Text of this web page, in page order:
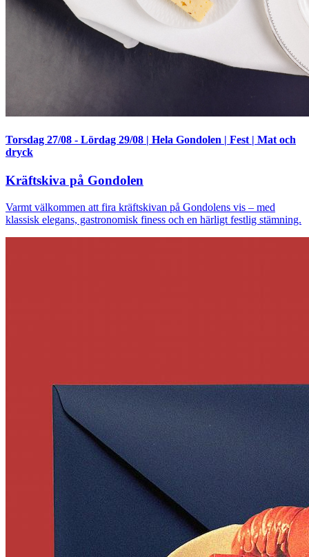
Torsdag 27/08 - Lördag 29/08 | Hela Gondolen | Fest | Mat och
dryck
Kräftskiva på Gondolen
Varmt välkommen att fira kräftskivan på Gondolens vis – med
klassisk elegans, gastronomisk finess och en härligt festlig stämning.